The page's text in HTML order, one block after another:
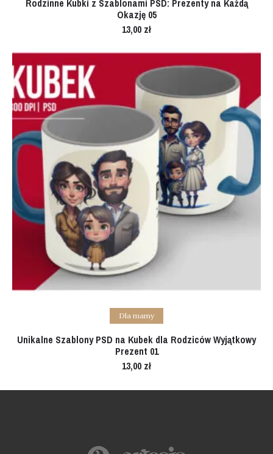
Rodzinne Kubki z Szablonami PSD: Prezenty na Każdą
Okazję 05
13,00 zł
Add to cart
Dla mamy
Unikalne Szablony PSD na Kubek dla Rodziców Wyjątkowy
Prezent 01
13,00 zł